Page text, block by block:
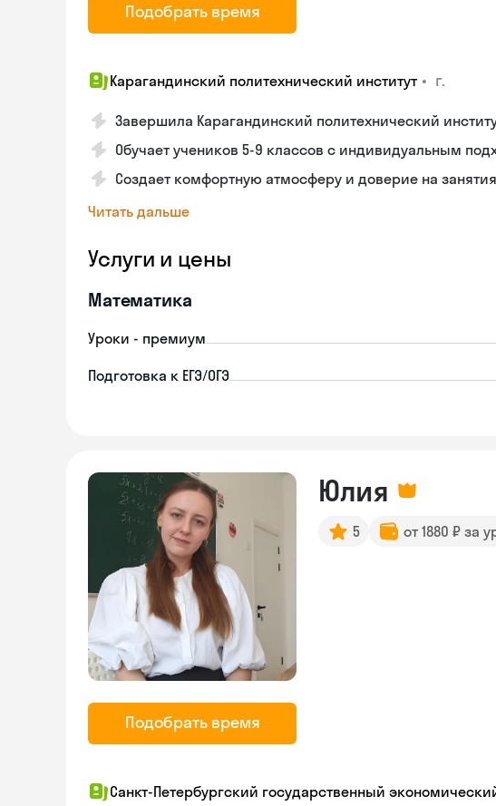
Подобрать время
Карагандинский политехнический институт • г.
Завершила Карагандинский политехнический
Обучает учеников 5-9 классов с индивидуальным
Создает комфортную атмосферу и доверие на
Читать дальше
Услуги и цены
Математика
Уроки - премиум
Подготовка к ЕГЭ/ОГЭ
Подобрать время
Юлия
5 от 1880 ₽ за
Санкт-Петербургский государственный